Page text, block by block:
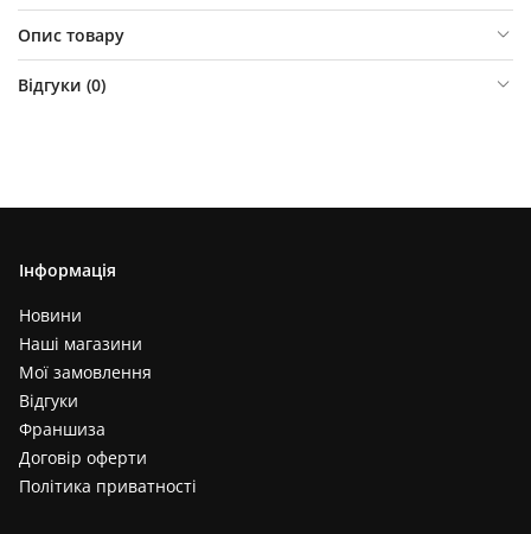
Опис товару
Відгуки (0)
Інформація
Новини
Наші магазини
Мої замовлення
Відгуки
Франшиза
Договір оферти
Політика приватності